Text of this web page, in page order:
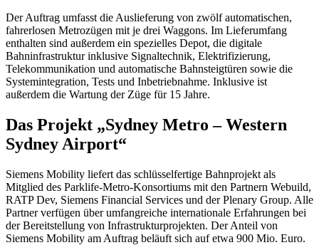
Der Auftrag umfasst die Auslieferung von zwölf automatischen,
fahrerlosen Metrozügen mit je drei Waggons. Im Lieferumfang
enthalten sind außerdem ein spezielles Depot, die digitale
Bahninfrastruktur inklusive Signaltechnik, Elektrifizierung,
Telekommunikation und automatische Bahnsteigtüren sowie die
Systemintegration, Tests und Inbetriebnahme. Inklusive ist
außerdem die Wartung der Züge für 15 Jahre.
Das Projekt „Sydney Metro – Western
Sydney Airport“
Siemens Mobility liefert das schlüsselfertige Bahnprojekt als
Mitglied des Parklife-Metro-Konsortiums mit den Partnern Webuild,
RATP Dev, Siemens Financial Services und der Plenary Group. Alle
Partner verfügen über umfangreiche internationale Erfahrungen bei
der Bereitstellung von Infrastrukturprojekten. Der Anteil von
Siemens Mobility am Auftrag beläuft sich auf etwa 900 Mio. Euro.